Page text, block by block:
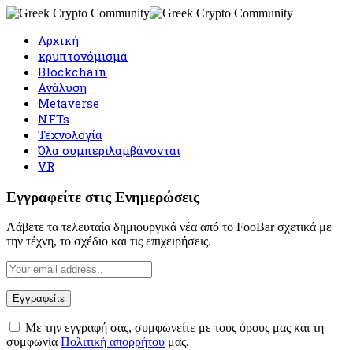
Αρχική
κρυπτονόμισμα
Blockchain
Ανάλυση
Metaverse
NFTs
Τεχνολογία
Όλα συμπεριλαμβάνονται
VR
Εγγραφείτε στις Ενημερώσεις
Λάβετε τα τελευταία δημιουργικά νέα από το FooBar σχετικά με
την τέχνη, το σχέδιο και τις επιχειρήσεις.
Με την εγγραφή σας, συμφωνείτε με τους όρους μας και τη
συμφωνία Πολιτική απορρήτου μας.